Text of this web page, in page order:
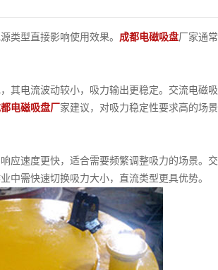
类型直接影响使用效果。 成都电磁吸盘厂家通
电流波动较小，吸力输出更稳定。交流电磁
电磁吸盘厂 家建议，对吸力稳定性要求高的场
速度更快，适合需要频繁调整吸力的场景。
中需快速切换吸力大小，直流类型更具优势。